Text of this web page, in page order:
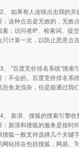
、 如果有人连续点击我的
：这种点击是无效的，无效
素：访问者IP、检索词、提
只计算一次，以防止恶意点
、 "百度竞价排名系统"搜索
：不会的。百度竞价排名系
息鱼龙混杂，但是能通过我
、 新浪、搜狐的搜索引擎
：新浪和搜狐的服务是按时
搜狐一般支持选择几个关键
网站排在包括搜狐，网易、